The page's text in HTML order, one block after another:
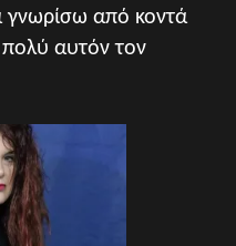
από κοντά
αυτόν τον